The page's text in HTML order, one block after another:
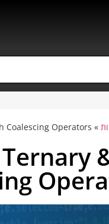
»
Coalescing Operators
Ternary